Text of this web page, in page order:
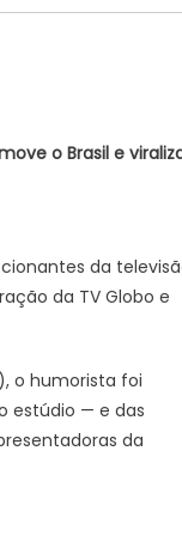
o Brasil e
da
da TV Globo e
o humorista foi
estúdio — e das
da